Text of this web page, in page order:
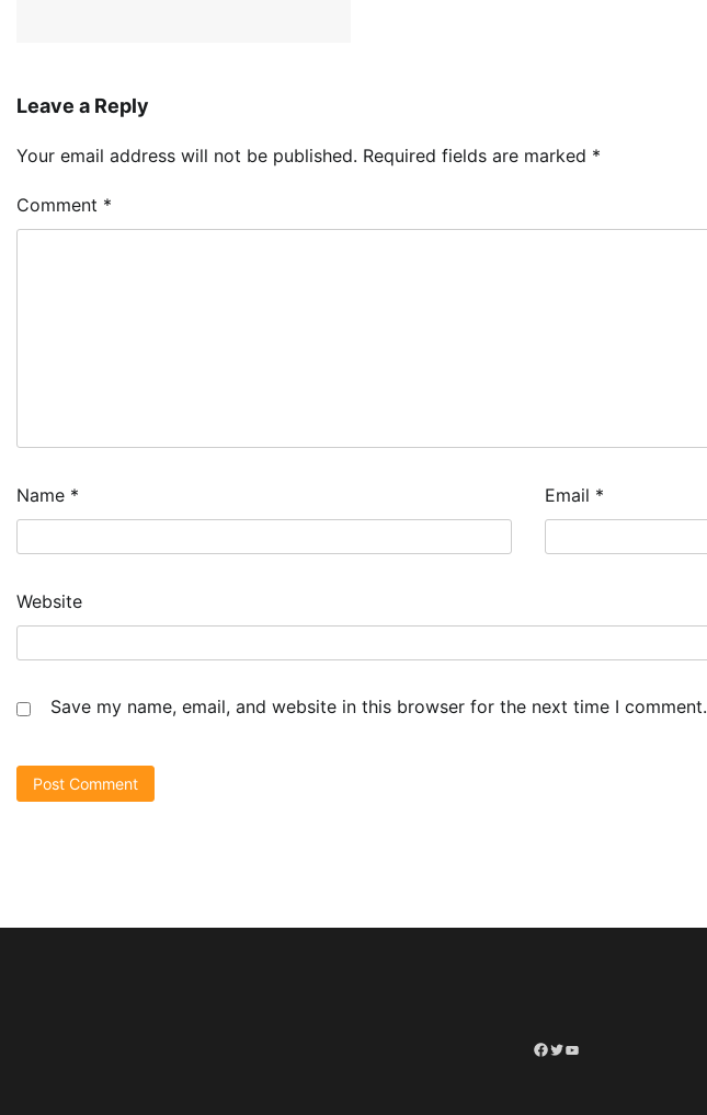
Leave a Reply
Your email address will not be published. Required fields are marked *
Comment *
Name * Email *
Website
Save my name, email, and website in this browser for the next time I comment.
Facebook
Twitter
YouTube